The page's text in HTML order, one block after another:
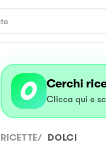
Cerchi
Clicca qui e
RICETTE/ DOLCI